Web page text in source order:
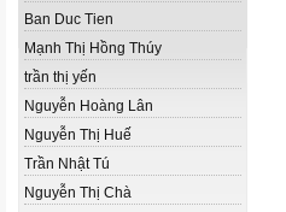
Ban Duc Tien
Mạnh Thị Hồng Thúy
trần thị yến
Nguyễn Hoàng Lân
Nguyễn Thị Huế
Trần Nhật Tú
Nguyễn Thị Chà